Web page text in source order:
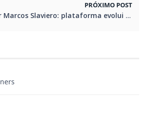
PRÓXIMO POST
On. The List por Marcos Slaviero: plataforma evolui e traz novidades